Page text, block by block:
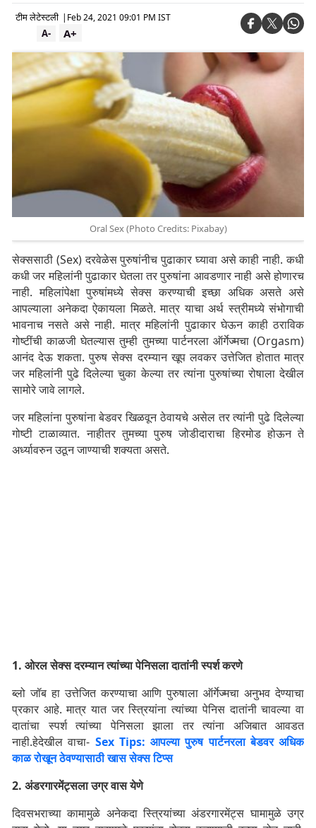
टीम लेटेस्टली | Feb 24, 2021 09:01 PM IST
A+
A-
Oral Sex (Photo Credits: Pixabay)
सेक्ससाठी (Sex) दरवेळेस पुरुषांनीच पुढाकार घ्यावा असे काही नाही. कधी
कधी जर महिलांनी पुढाकार घेतला तर पुरुषांना आवडणार नाही असे होणारच
नाही. महिलांपेक्षा पुरुषांमध्ये सेक्स करण्याची इच्छा अधिक असते असे
आपल्याला अनेकदा ऐकायला मिळते. मात्र याचा अर्थ स्त्रीमध्ये संभोगाची
भावनाच नसते असे नाही. मात्र महिलांनी पुढाकार घेऊन काही ठराविक
गोष्टींची काळजी घेतल्यास तुम्ही तुमच्या पार्टनरला ऑर्गेज्मचा (Orgasm)
आनंद देऊ शकता. पुरुष सेक्स दरम्यान खूप लवकर उत्तेजित होतात मात्र
जर महिलांनी पुढे दिलेल्या चुका केल्या तर त्यांना पुरुषांच्या रोषाला देखील
सामोरे जावे लागले.
जर महिलांना पुरुषांना बेडवर खिळवून ठेवायचे असेल तर त्यांनी पुढे दिलेल्या
गोष्टी टाळाव्यात. नाहीतर तुमच्या पुरुष जोडीदाराचा हिरमोड होऊन ते
अर्ध्यावरुन उठून जाण्याची शक्यता असते.
1. ओरल सेक्स दरम्यान त्यांच्या पेनिसला दातांनी स्पर्श करणे
ब्लो जॉब हा उत्तेजित करण्याचा आणि पुरुषाला ऑर्गेज्मचा अनुभव देण्याचा
प्रकार आहे. मात्र यात जर स्त्रियांना त्यांच्या पेनिस दातांनी चावल्या वा
दातांचा स्पर्श त्यांच्या पेनिसला झाला तर त्यांना अजिबात आवडत
नाही.हेदेखील वाचा- Sex Tips: आपल्या पुरुष पार्टनरला बेडवर अधिक
काळ रोखून ठेवण्यासाठी खास सेक्स टिप्स
2. अंडरगारमेंट्सला उग्र वास येणे
दिवसभराच्या कामामुळे अनेकदा स्त्रियांच्या अंडरगारमेंट्स घामामुळे उग्र